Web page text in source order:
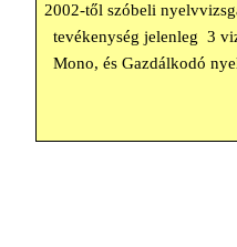
2002-től szóbeli
tevékenység jelenleg 3
Mono, és Gazdálkodó